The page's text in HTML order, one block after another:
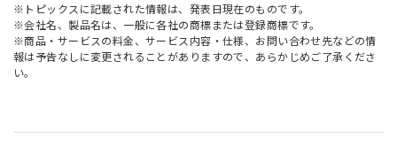
※トピックスに記載された情報は、発表日現在のものです。
※会社名、製品名は、一般に各社の商標または登録商標です。
※商品・サービスの料金、サービス内容・仕様、お問い合わせ先などの情
報は予告なしに変更されることがありますので、あらかじめご了承くださ
い。